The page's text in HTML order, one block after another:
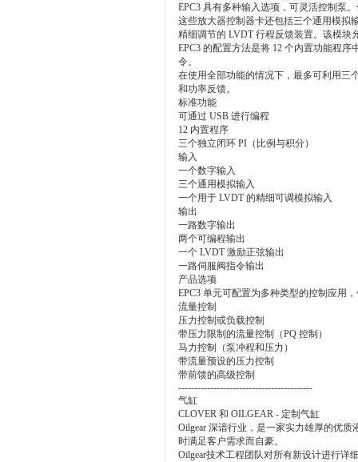
EPC3 具有多种输入选项，可灵活控制泵
这些放大器控制器卡还包括三个通用模拟
精细调节的 LVDT 行程反馈装置。该模块
EPC3 的配置方法是将 12 个内置功能程
令。
在使用全部功能的情况下，最多可利用三
和功率反馈。
标准功能
可通过 USB 进行编程
12 内置程序
三个独立闭环 PI（比例与积分）
输入
一个数字输入
三个通用模拟输入
一个用于 LVDT 的精细可调模拟输入
输出
一路数字输出
两个可编程输出
一个 LVDT 激励正弦输出
一路伺服阀指令输出
产品选项
EPC3 单元可配置为多种类型的控制应用
流量控制
压力控制或负载控制
带压力限制的流量控制（PQ 控制）
马力控制（泵冲程和压力）
带流量预设的压力控制
带前馈的高级控制
------------------------------------------
气缸
CLOVER 和 OILGEAR - 定制气缸
Oilgear 深谙行业，是一家实力雄厚的优质
时满足客户需求而自豪。
Oilgear技术工程团队对所有新设计进行详